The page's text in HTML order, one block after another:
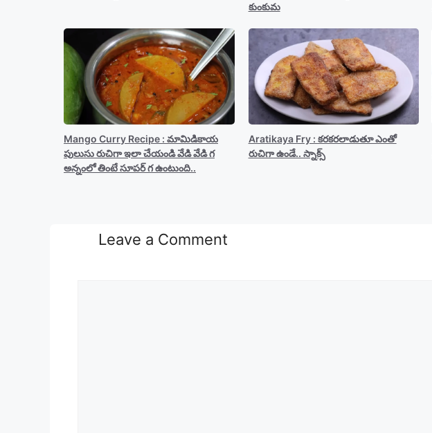
కుంకుమ
Mango Curry Recipe : మామిడికాయ
పులుసు రుచిగా ఇలా చేయండి వేడి వేడి గ
అన్నంలో తింటే సూపర్ గ ఉంటుంది..
Aratikaya Fry : కరకరలాడుతూ ఎంతో
రుచిగా ఉండే.. స్నాక్స్
Leave a Comment